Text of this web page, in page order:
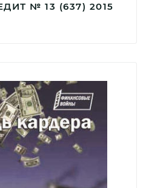
№ 13 (637) 2015